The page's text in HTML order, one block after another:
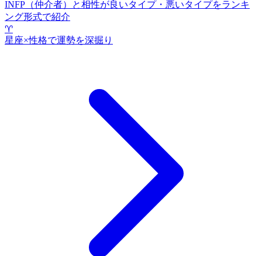
INFP（仲介者）と相性が良いタイプ・悪いタイプをランキ
ング形式で紹介
♈
星座×性格で運勢を深掘り